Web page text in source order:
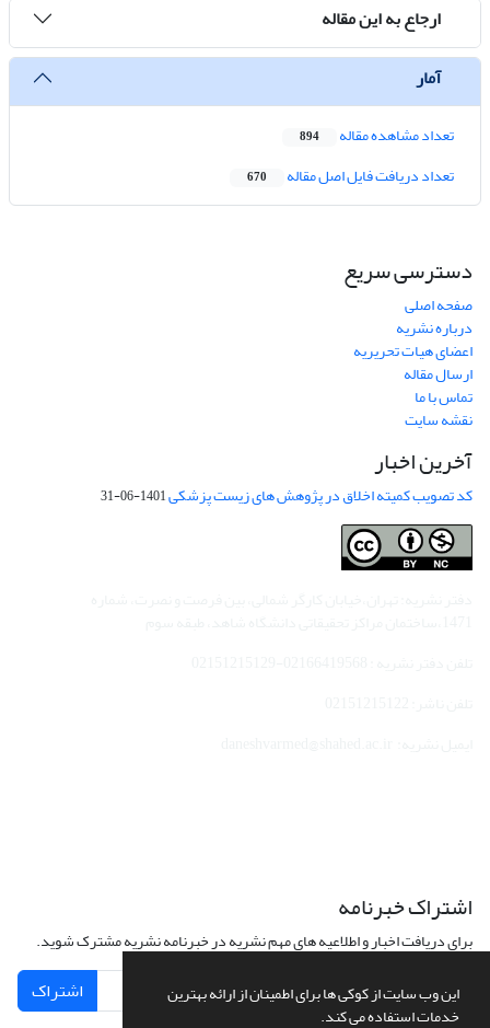
این وب سایت از کوکی ها برای اطمینان از ارائه بهترین
خدمات استفاده می کند.
ارجاع به این مقاله
آمار
تعداد مشاهده مقاله 894
تعداد دریافت فایل اصل مقاله 670
دسترسی سریع
صفحه اصلی
درباره نشریه
اعضای هیات تحریریه
ارسال مقاله
تماس با ما
نقشه سایت
آخرین اخبار
کد تصویب کمیته اخلاق در پژوهش های زیست پزشکی1401-06-31
اشتراک خبرنامه
برای دریافت اخبار و اطلاعیه های مهم نشریه در خبرنامه نشریه مشترک شوید.
اشتراک